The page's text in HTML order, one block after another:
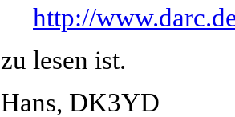
http://
zu lesen ist.
Hans, DK3YD